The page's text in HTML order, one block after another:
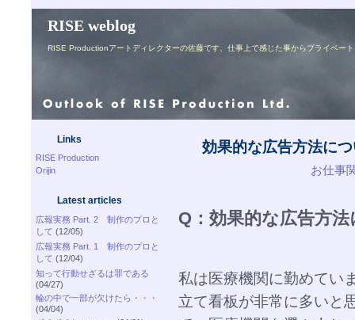
RISE weblog
RISE Productionアートディレクターの佐藤です、仕事上で感じた事からプライベー
Links
RISE Production
Orijin
Latest articles
広報実務 Part. 2 制作のプロと
して (12/05)
広報実務 Part. 1 制作のプロと
して (12/04)
知って行動せざるは罪である
(04/27)
輪の中で一部が欠けたら・・・
(04/04)
効果的な広告方法に
お仕事
Q：効果的な広告方
私は医療機関に勤めてい
立て看板が非常に多いと